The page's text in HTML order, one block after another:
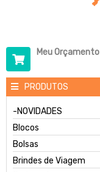
Meu Orçamento
PRODUTOS
-NOVIDADES
Blocos
Bolsas
Brindes de Viagem